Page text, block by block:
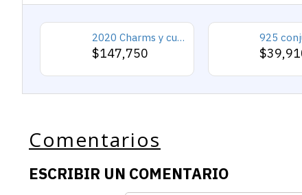
2020 Charms y cuentas de corazón, pulseras románticas de Cupido de circón rosa, joyería DIY, corazones en toda la prenda
$147,750
Comentarios
ESCRIBIR UN COMENTARIO